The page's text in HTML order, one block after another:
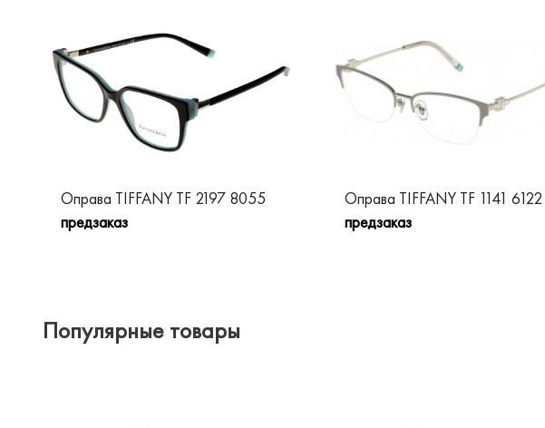
Оправа TIFFANY TF 2197 8055
предзаказ
Оправа TIFFANY TF 1141 6122
предзаказ
Популярные товары